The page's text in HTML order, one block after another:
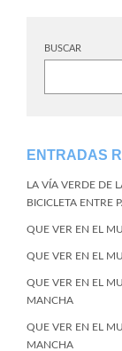
BUSCAR
ENTRADAS
LA VÍA VERDE DE
BICICLETA ENTRE
QUE VER EN EL
QUE VER EN EL
QUE VER EN EL
MANCHA
QUE VER EN EL
MANCHA